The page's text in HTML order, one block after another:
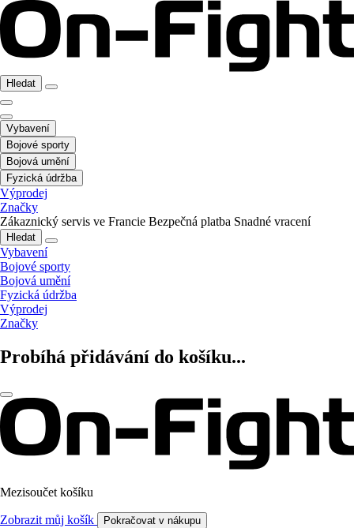
Hledat
Vybavení
Bojové sporty
Bojová umění
Fyzická údržba
Výprodej
Značky
Zákaznický servis ve Francie Bezpečná platba Snadné vracení
Hledat
Vybavení
Bojové sporty
Bojová umění
Fyzická údržba
Výprodej
Značky
Probíhá přidávání do košíku...
Mezisoučet košíku
Zobrazit můj košík Pokračovat v nákupu